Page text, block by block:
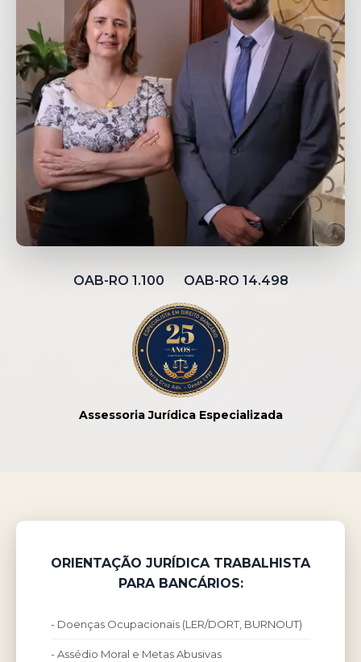
OAB-RO 1.100 OAB-RO 14.498
Assessoria Jurídica Especializada
ORIENTAÇÃO JURÍDICA TRABALHISTA
PARA BANCÁRIOS:
- Doenças Ocupacionais (LER/DORT, BURNOUT)
- Assédio Moral e Metas Abusivas